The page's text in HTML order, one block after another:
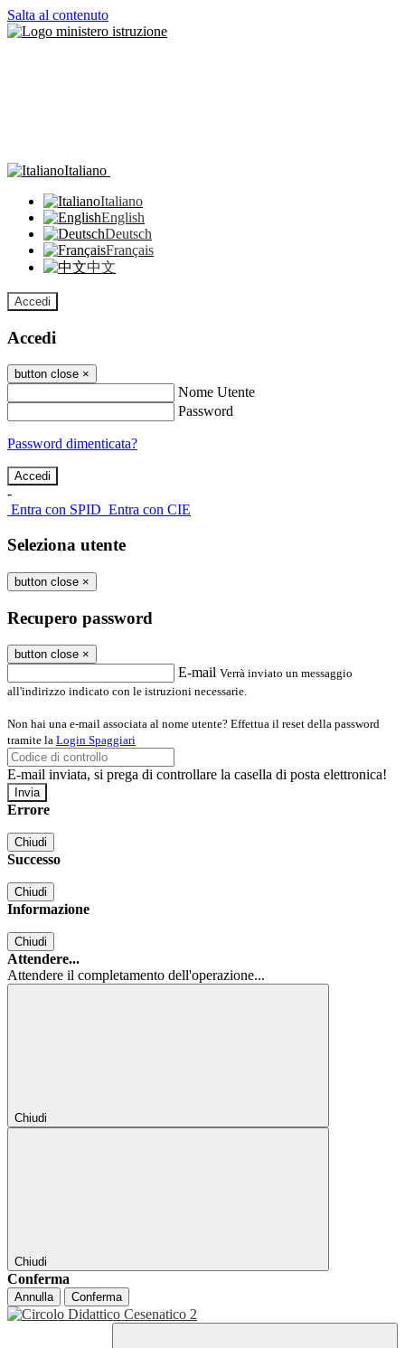
Salta al contenuto
Italiano
Italiano
English
Deutsch
Français
中文
Accedi
Accedi
button close ×
Nome Utente
Password
Password dimenticata?
-
Entra con SPID Entra con CIE
Seleziona utente
button close ×
Recupero password
button close ×
E-mail Verrà inviato un messaggio
all'indirizzo indicato con le istruzioni necessarie.
Non hai una e-mail associata al nome utente? Effettua il reset della password
tramite la Login Spaggiari
E-mail inviata, si prega di controllare la casella di posta elettronica!
Errore
Chiudi
Successo
Chiudi
Informazione
Chiudi
Attendere...
Attendere il completamento dell'operazione...
Chiudi
Chiudi
Conferma
Annulla Conferma